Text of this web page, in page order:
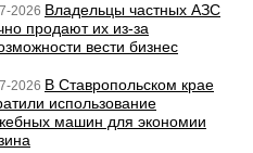
2026 Владельцы частных АЗС
продают их из-за
вести бизнес
2026 В Ставропольском крае
использование
машин для экономии